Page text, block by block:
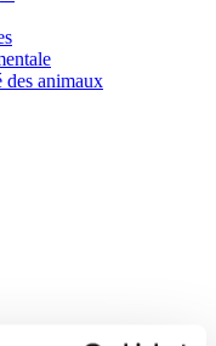
des animaux